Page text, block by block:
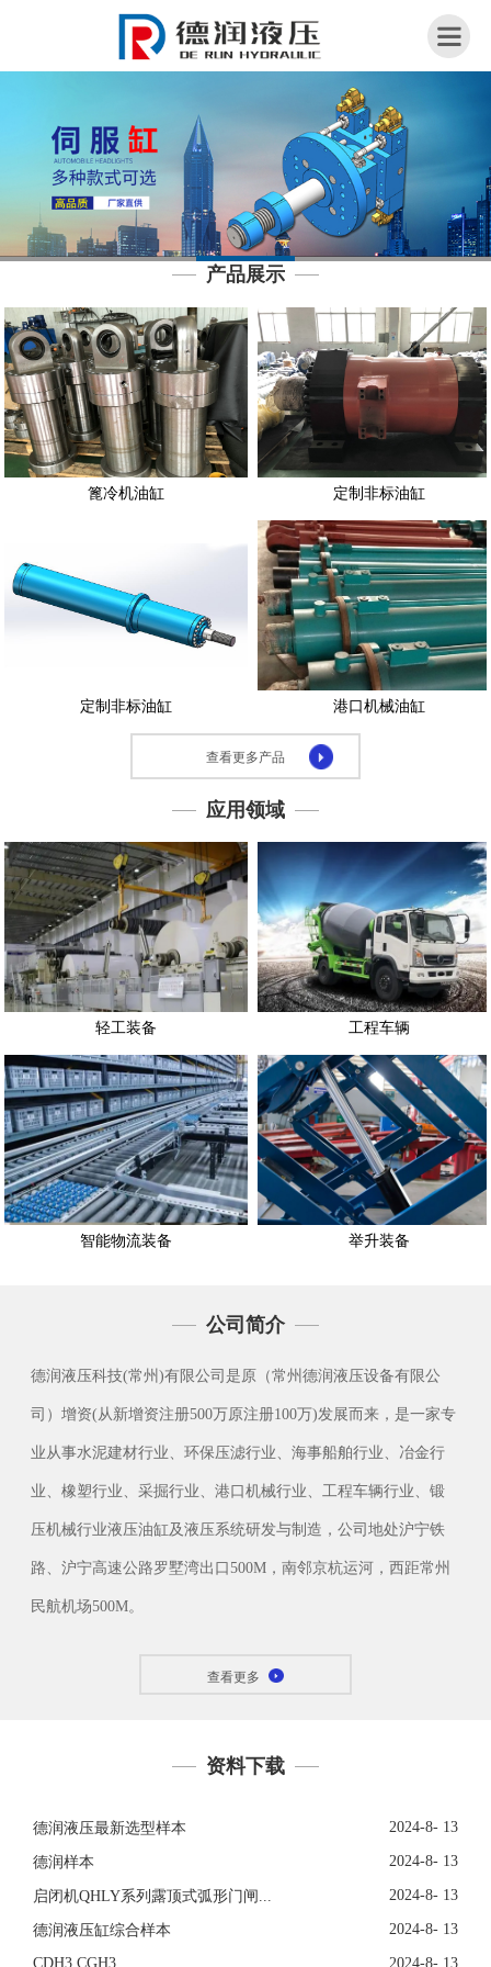
站
首
页
于
荣
誉
资
质
产
品
用
领
们
产品展示
篦冷机油缸 定制非标油缸
定制非标油缸 港口机械油缸
查看更多产品
应用领域
轻工装备 工程车辆
智能物流装备 举升装备
公司简介
德润液压科技(常州)有限公司是原（常州德润液压设备有限公
司）增资(从新增资注册500万原注册100万)发展而来，是一家专
业从事水泥建材行业、环保压滤行业、海事船舶行业、冶金行
业、橡塑行业、采掘行业、港口机械行业、工程车辆行业、锻
压机械行业液压油缸及液压系统研发与制造，公司地处沪宁铁
路、沪宁高速公路罗墅湾出口500M，南邻京杭运河，西距常州
民航机场500M。
查看更多
资料下载
德润液压最新选型样本 2024-8- 13
德润样本 2024-8- 13
启闭机QHLY系列露顶式弧形门闸... 2024-8- 13
德润液压缸综合样本 2024-8- 13
CDH3 CGH3 2024-8- 13